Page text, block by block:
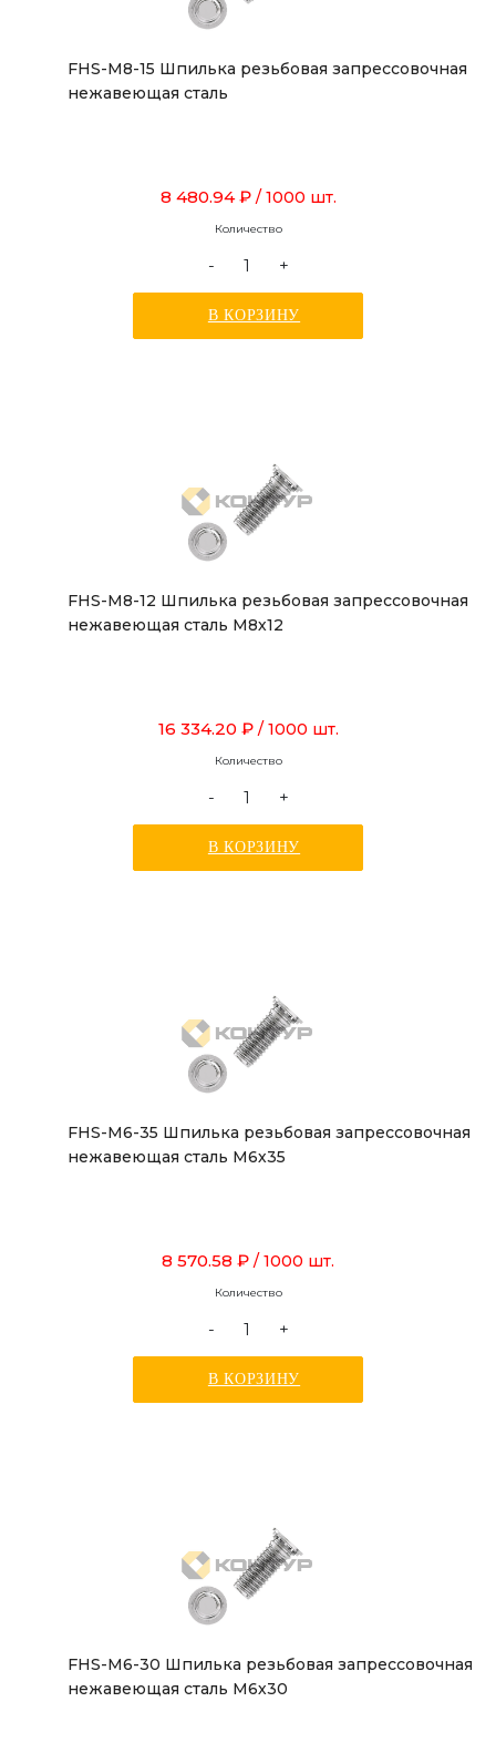
FHS-M8-15 Шпилька резьбовая запрессовочная
нежавеющая сталь
8 480.94 ₽ / 1000 шт.
Количество
- +
В КОРЗИНУ
FHS-M8-12 Шпилька резьбовая запрессовочная
нежавеющая сталь М8х12
16 334.20 ₽ / 1000 шт.
Количество
- +
В КОРЗИНУ
FHS-M6-35 Шпилька резьбовая запрессовочная
нежавеющая сталь М6х35
8 570.58 ₽ / 1000 шт.
Количество
- +
В КОРЗИНУ
FHS-M6-30 Шпилька резьбовая запрессовочная
нежавеющая сталь М6х30